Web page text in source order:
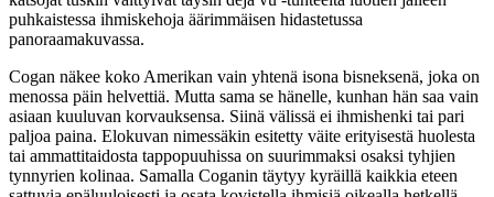
puhkaistessa ihmiskehoja äärimmäisen hidastetussa
panoraamakuvassa.
Cogan näkee koko Amerikan vain yhtenä isona bisneksenä, joka on
menossa päin helvettiä. Mutta sama se hänelle, kunhan hän saa vain
asiaan kuuluvan korvauksensa. Siinä välissä ei ihmishenki tai pari
paljoa paina. Elokuvan nimessäkin esitetty väite erityisestä huolesta
tai ammattitaidosta tappopuuhissa on suurimmaksi osaksi tyhjien
tynnyrien kolinaa. Samalla Coganin täytyy kyräillä kaikkia eteen